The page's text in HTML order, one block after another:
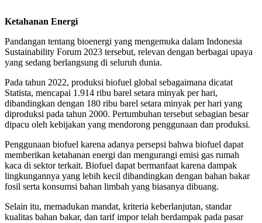
Ketahanan Energi
Pandangan tentang bioenergi yang mengemuka dalam Indonesia
Sustainability Forum 2023 tersebut, relevan dengan berbagai upaya
yang sedang berlangsung di seluruh dunia.
Pada tahun 2022, produksi biofuel global sebagaimana dicatat
Statista, mencapai 1.914 ribu barel setara minyak per hari,
dibandingkan dengan 180 ribu barel setara minyak per hari yang
diproduksi pada tahun 2000. Pertumbuhan tersebut sebagian besar
dipacu oleh kebijakan yang mendorong penggunaan dan produksi.
Penggunaan biofuel karena adanya persepsi bahwa biofuel dapat
memberikan ketahanan energi dan mengurangi emisi gas rumah
kaca di sektor terkait. Biofuel dapat bermanfaat karena dampak
lingkungannya yang lebih kecil dibandingkan dengan bahan bakar
fosil serta konsumsi bahan limbah yang biasanya dibuang.
Selain itu, memadukan mandat, kriteria keberlanjutan, standar
kualitas bahan bakar, dan tarif impor telah berdampak pada pasar